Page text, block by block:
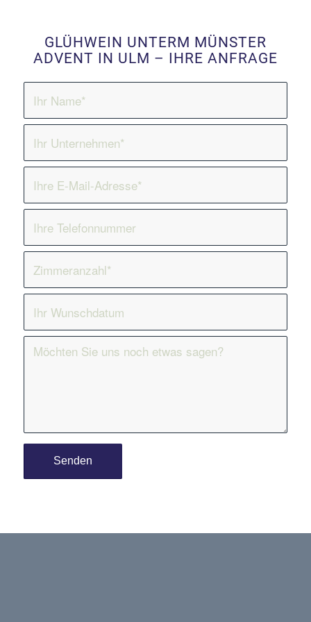
GLÜHWEIN UNTERM MÜNSTER
ADVENT IN ULM – IHRE ANFRAGE